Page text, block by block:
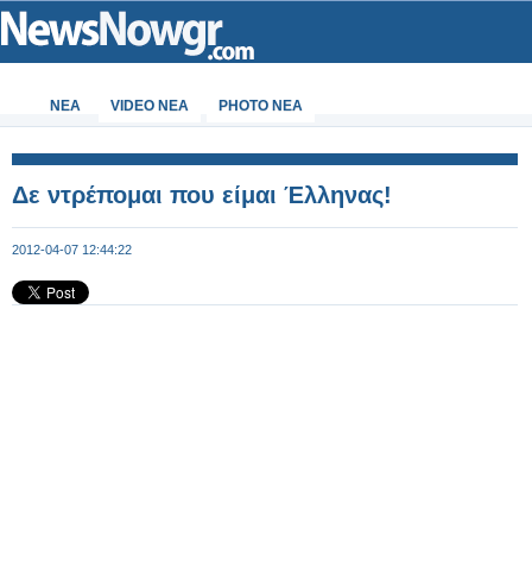
ΝΕΑ VIDEO NEA PHOTO NEA
Δε ντρέπομαι που είμαι Έλληνας!
2012-04-07 12:44:22